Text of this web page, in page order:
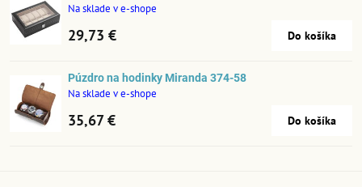
Na sklade v e-shope
29,73 € Do košíka
Púzdro na hodinky Miranda 374-58
Na sklade v e-shope
35,67 € Do košíka